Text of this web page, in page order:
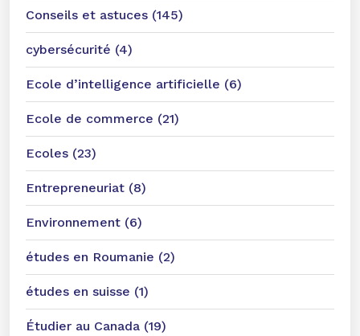
Conseils et astuces (145)
cybersécurité (4)
Ecole d’intelligence artificielle (6)
Ecole de commerce (21)
Ecoles (23)
Entrepreneuriat (8)
Environnement (6)
études en Roumanie (2)
études en suisse (1)
Étudier au Canada (19)